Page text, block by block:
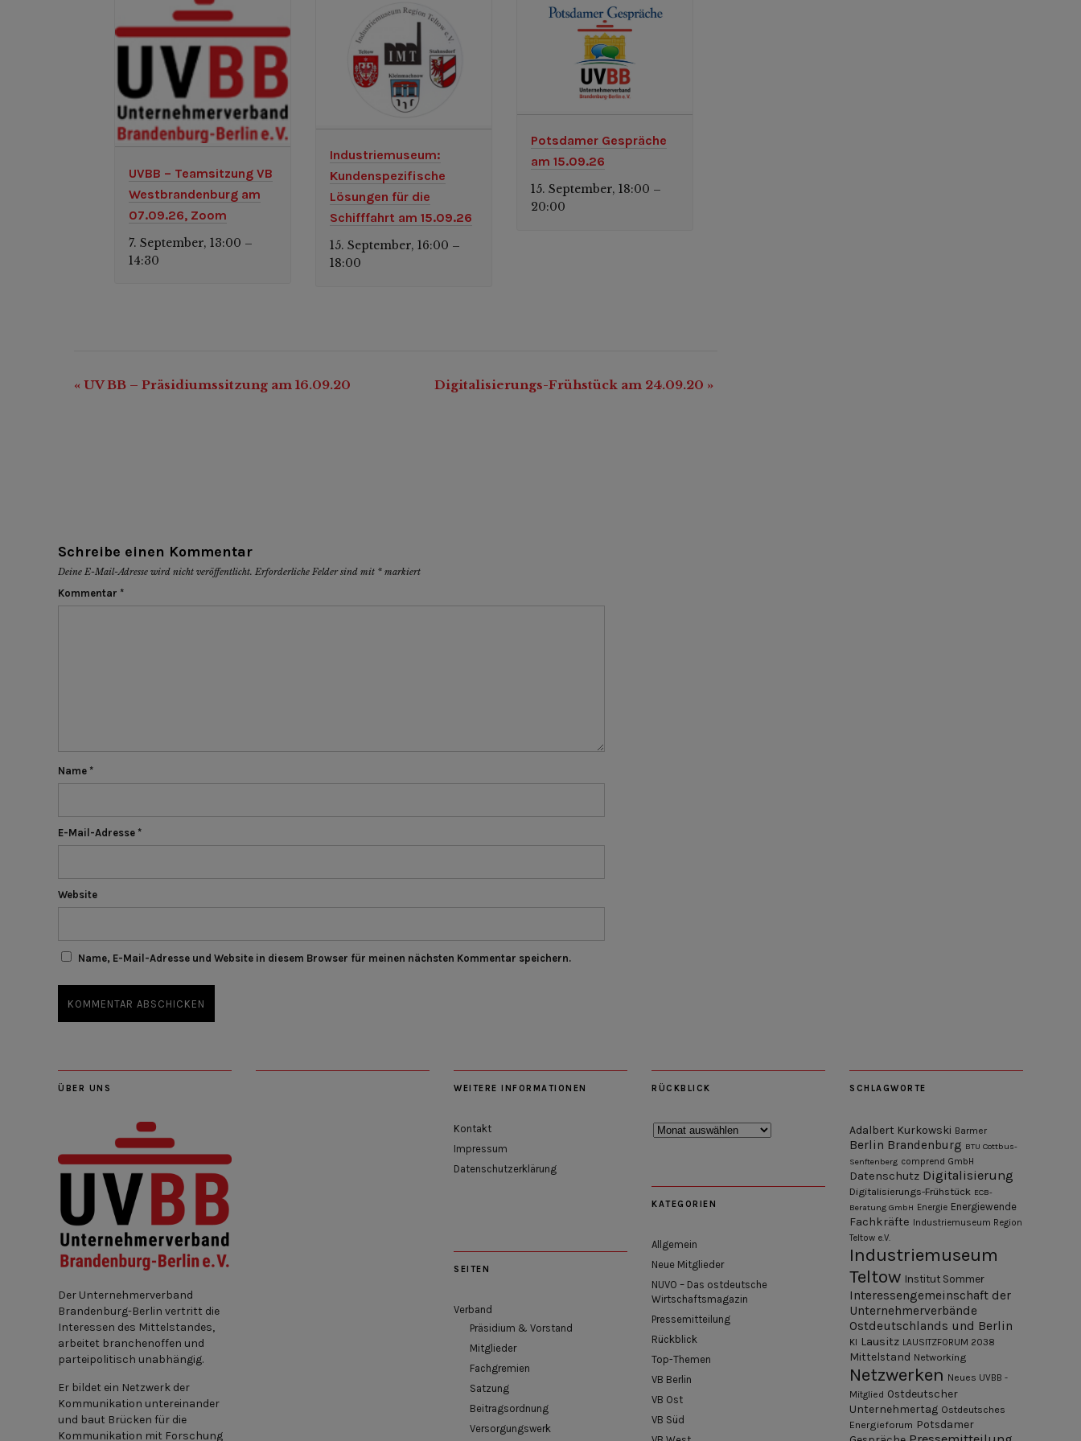
UVBB – Teamsitzung VB
Westbrandenburg am
07.09.26, Zoom
7. September, 13:00 –
14:30
Industriemuseum:
Kundenspezifische
Lösungen für die
Schifffahrt am 15.09.26
15. September, 16:00 –
18:00
Potsdamer Gespräche
am 15.09.26
15. September, 18:00 –
20:00
Veranstaltung-
« UV BB – Präsidiumssitzung am 16.09.20 Digitalisierungs-Frühstück am 24.09.20 »
Schreibe einen Kommentar
Deine E-Mail-Adresse wird nicht veröffentlicht. Erforderliche Felder sind mit * markiert
Kommentar *
Name *
E-Mail-Adresse *
Website
Name, E-Mail-Adresse und Website in diesem Browser für meinen nächsten Kommentar speichern.
ÜBER UNS
Der Unternehmerverband
Brandenburg-Berlin vertritt die
Interessen des Mittelstandes,
arbeitet branchenoffen und
parteipolitisch unabhängig.
Er bildet ein Netzwerk der
Kommunikation untereinander
und baut Brücken für die
Kommunikation mit Forschung
WEITERE INFORMATIONEN
Kontakt
Impressum
Datenschutzerklärung
SEITEN
Verband
Präsidium & Vorstand
Mitglieder
Fachgremien
Satzung
Beitragsordnung
Versorgungswerk
RÜCKBLICK
Rückblick
KATEGORIEN
Allgemein
Neue Mitglieder
NUVO – Das ostdeutsche
Wirtschaftsmagazin
Pressemitteilung
Rückblick
Top-Themen
VB Berlin
VB Ost
VB Süd
SCHLAGWORTE
Adalbert Kurkowski Barmer
Berlin Brandenburg BTU Cottbus-
Senftenberg comprend GmbH
Datenschutz Digitalisierung
Digitalisierungs-Frühstück ECB-
Beratung GmbH Energie Energiewende
Fachkräfte Industriemuseum Region
Teltow e.V.
Industriemuseum
Teltow Institut Sommer
Interessengemeinschaft der
Unternehmerverbände
Ostdeutschlands und Berlin
KI Lausitz LAUSITZFORUM 2038
Mittelstand Networking
Netzwerken Neues UVBB -
Mitglied Ostdeutscher
Unternehmertag Ostdeutsches
Energieforum Potsdamer